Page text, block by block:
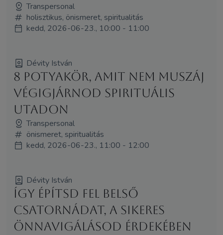
Transpersonal
holisztikus, önismeret, spiritualitás
kedd, 2026-06-23., 10:00 - 11:00
Dévity István
8 potyakör, amit nem muszáj
végigjárnod spirituális
utadon
Transpersonal
önismeret, spiritualitás
kedd, 2026-06-23., 11:00 - 12:00
Dévity István
Így építsd fel belső
csatornádat, a sikeres
önnavigálásod érdekében